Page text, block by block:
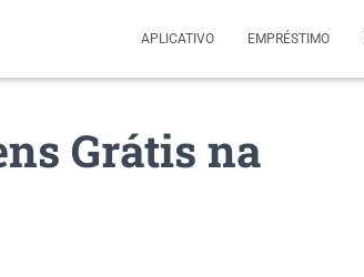
APLICATIVO EMPRÉSTIMO
Grátis na